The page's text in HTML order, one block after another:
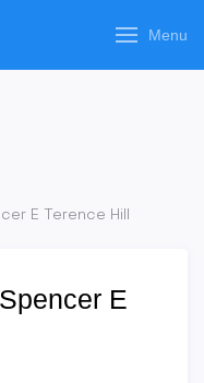
Menu
E Terence Hill
E